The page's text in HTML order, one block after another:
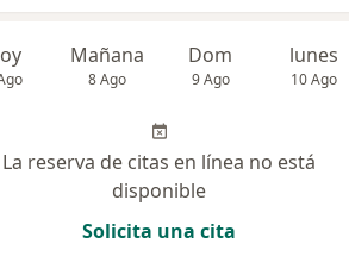
Mañana
8 Ago
Dom
9 Ago
lunes
10 Ago
La reserva de citas en línea no está
disponible
Solicita una cita